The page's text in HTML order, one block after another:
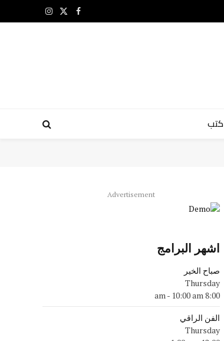
فيسبوك
X
الانستغرام
كتب
Advertisement
اشهر البرامج
صباح الخير
Thursday
8:00 am
- 10:00 am
الفن الراقي
Thursday